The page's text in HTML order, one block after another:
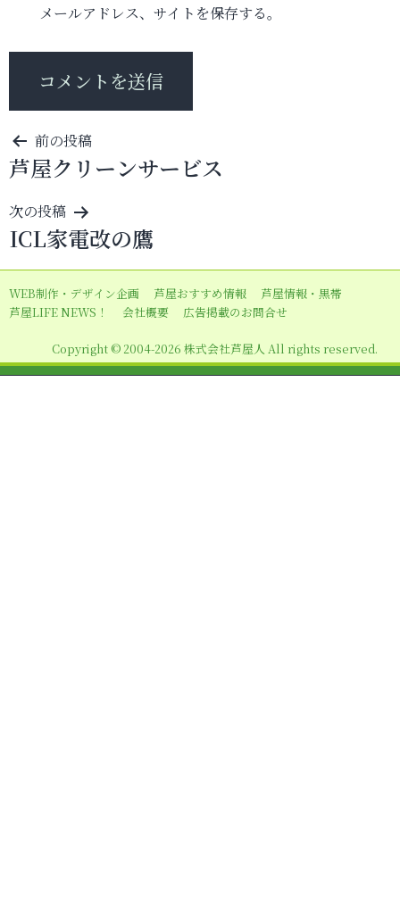
メールアドレス、サイトを保存する。
投
稿
ナ
ビ
ゲ
ー
シ
ン
前の投稿
芦屋クリーンサービス
次の投稿
ICL家電改の鷹
WEB制作・デザイン企画 芦屋おすすめ情報
芦屋情報・黒帯
芦屋LIFE NEWS！
会社概要 広告掲載のお問合せ
Copyright © 2004-2026 株式会社芦屋人 All rights reserved.